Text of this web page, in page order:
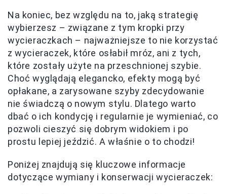
Na koniec, bez względu na to, jaką strategię
wybierzesz – związane z tym kropki przy
wycieraczkach – najważniejsze to nie korzystać
z wycieraczek, które osłabił mróz, ani z tych,
które zostały użyte na przeschnionej szybie.
Choć wyglądają elegancko, efekty mogą być
opłakane, a zarysowane szyby zdecydowanie
nie świadczą o nowym stylu. Dlatego warto
dbać o ich kondycję i regularnie je wymieniać, co
pozwoli cieszyć się dobrym widokiem i po
prostu lepiej jeździć. A właśnie o to chodzi!
Poniżej znajdują się kluczowe informacje
dotyczące wymiany i konserwacji wycieraczek: